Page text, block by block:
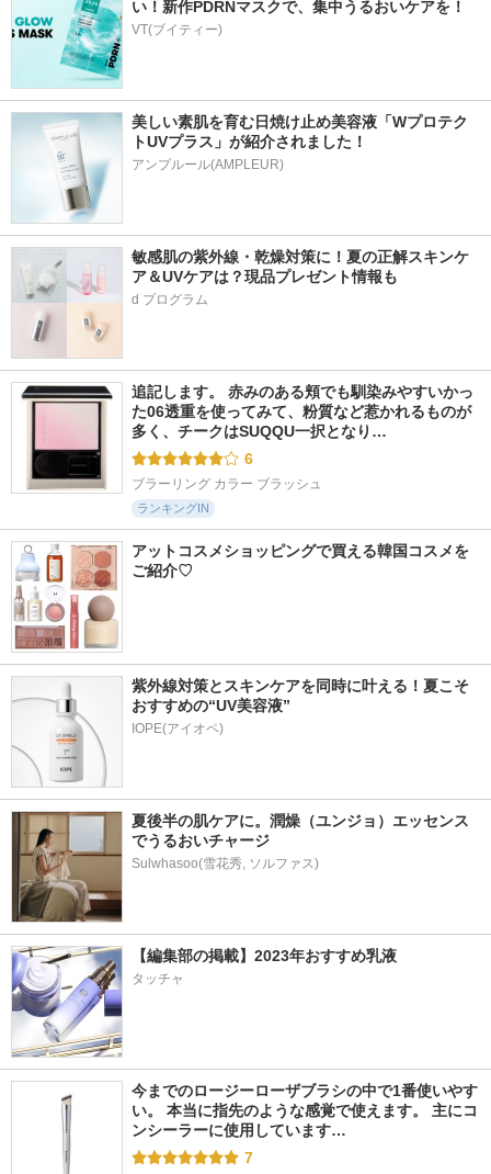
い！新作PDRNマスクで、集中うるおいケアを！
VT(ブイティー)
美しい素肌を育む日焼け止め美容液「Wプロテク
トUVプラス」が紹介されました！
アンプルール(AMPLEUR)
敏感肌の紫外線・乾燥対策に！夏の正解スキンケ
ア＆UVケアは？現品プレゼント情報も
d プログラム
追記します。 赤みのある頬でも馴染みやすいかっ
た06透重を使ってみて、粉質など惹かれるものが
多く、チークはSUQQU一択となり…
6
ブラーリング カラー ブラッシュ
ランキングIN
アットコスメショッピングで買える韓国コスメを
ご紹介♡
紫外線対策とスキンケアを同時に叶える！夏こそ
おすすめの“UV美容液”
IOPE(アイオペ)
夏後半の肌ケアに。潤燥（ユンジョ）エッセンス
でうるおいチャージ
Sulwhasoo(雪花秀, ソルファス)
【編集部の掲載】2023年おすすめ乳液
タッチャ
今までのロージーローザブラシの中で1番使いやす
い。 本当に指先のような感覚で使えます。 主にコ
ンシーラーに使用しています…
7